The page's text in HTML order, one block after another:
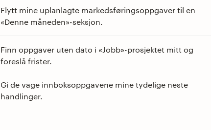
Flytt mine uplanlagte markedsføringsoppgaver til en
«Denne måneden»-seksjon.
Finn oppgaver uten dato i «Jobb»-prosjektet mitt og
foreslå frister.
Gi de vage innboksoppgavene mine tydelige neste
handlinger.